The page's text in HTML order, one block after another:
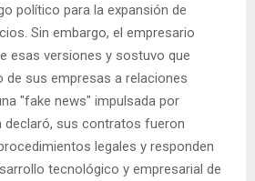
político para la expansión de
Sin embargo, el empresario
esas versiones y sostuvo que
de sus empresas a relaciones
"fake news" impulsada por
declaró, sus contratos fueron
legales y responden
tecnológico y empresarial de